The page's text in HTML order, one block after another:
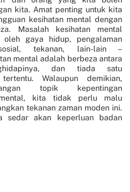
kita. Amat penting untuk kita
kesihatan mental dengan
Masalah kesihatan mental
oleh gaya hidup, pengalaman
tekanan, lain-lain –
mental adalah berbeza antara
dan tiada satu
Walaupun demikian,
topik kepentingan
kita tidak perlu malu
tekanan zaman moden ini.
sedar akan keperluan badan